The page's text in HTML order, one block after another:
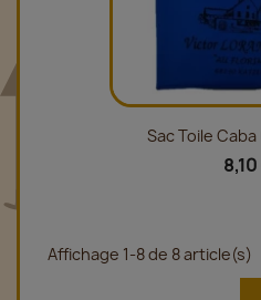
Sac Toile
Affichage 1-8 de 8 article(s)